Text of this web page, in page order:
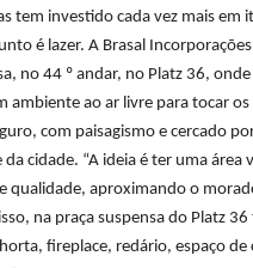
tem investido cada vez mais em
é lazer. A Brasal
no 44 º andar, no Platz 36,
ambiente ao ar livre para tocar os
com paisagismo e cercado
cidade. “A ideia é ter uma área
qualidade, aproximando o
na praça suspensa do Platz
fireplace, redário, espaço de